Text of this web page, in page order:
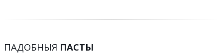
ПАДОБНЫЯ ПАСТЫ